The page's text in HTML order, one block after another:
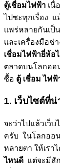
ตู้เชื่อมไฟฟ้า เนื่
ไปซะทุกเรื่อง
แพร่หลายกันเป็
และเครื่องมือช่
เชื่อมไฟฟ้ายี่ห้อ
ตลาดบนโลกออ
ซื้อ ตู้ เชื่อม ไฟฟ้
1. เว็บไซต์ที่น่
จะว่าไปแล้วเว็
ครับ ในโลกออ
หลายตา ให้เรา
ไหนดี แต่จะมีสั